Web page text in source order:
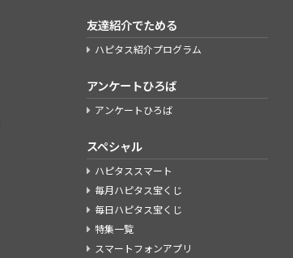
友達紹介でためる
ハピタス紹介プログラム
アンケートひろば
アンケートひろば
スペシャル
ハピタススマート
毎月ハピタス宝くじ
毎日ハピタス宝くじ
特集一覧
スマートフォンアプリ